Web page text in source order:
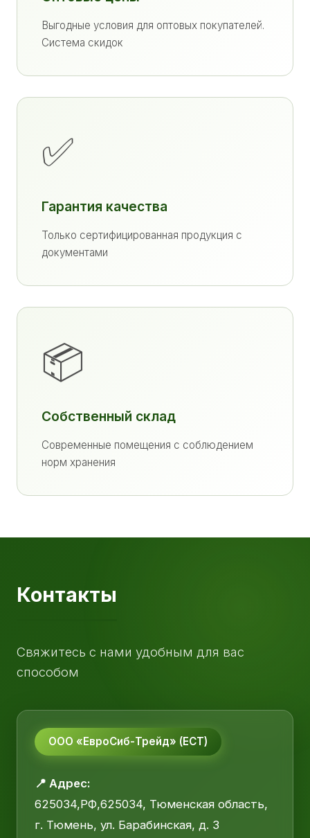
Выгодные условия для оптовых покупателей.
Система скидок
✅
Гарантия качества
Только сертифицированная продукция с
документами
📦
Собственный склад
Современные помещения с соблюдением
норм хранения
Контакты
Свяжитесь с нами удобным для вас
способом
ООО «ЕвроСиб-Трейд» (ЕСТ)
📍 Адрес:
625034,РФ,625034, Тюменская область,
г. Тюмень, ул. Барабинская, д. 3